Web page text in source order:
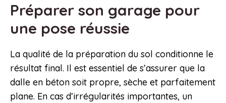
Préparer son garage pour
une pose réussie
La qualité de la préparation du sol conditionne le
résultat final. Il est essentiel de s’assurer que la
dalle en béton soit propre, sèche et parfaitement
plane. En cas d’irrégularités importantes, un